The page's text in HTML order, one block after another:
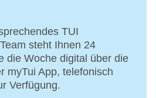
TUI
steht Ihnen 24
die Woche digital über die
myTui App, telefonisch
Verfügung.